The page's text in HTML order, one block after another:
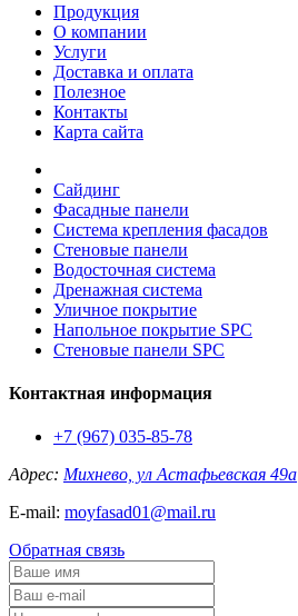
Продукция
О компании
Услуги
Доставка и оплата
Полезное
Контакты
Карта сайта
Сайдинг
Фасадные панели
Система крепления фасадов
Стеновые панели
Водосточная система
Дренажная система
Уличное покрытие
Напольное покрытие SPC
Стеновые панели SPC
Контактная информация
+7 (967) 035-85-78
Адрес: Михнево, ул Астафьевская 49а
E-mail: moyfasad01@mail.ru
Обратная связь